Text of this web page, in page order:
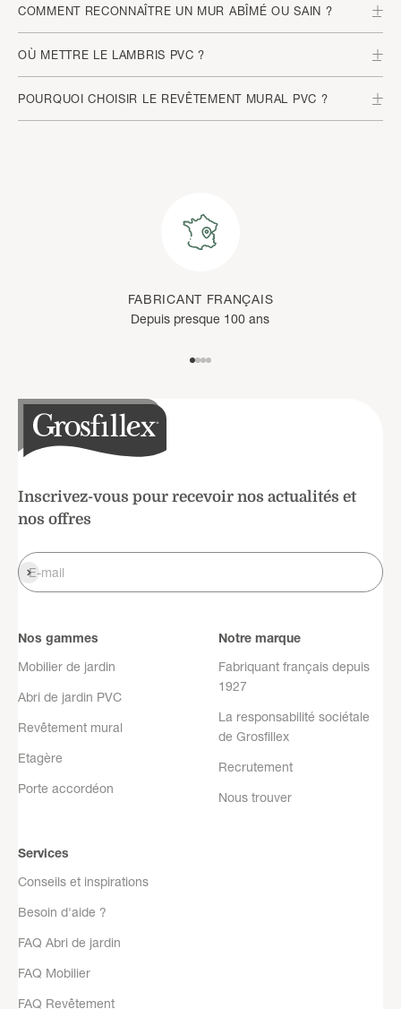
COMMENT RECONNAÎTRE UN MUR ABÎMÉ OU SAIN ?
OÙ METTRE LE LAMBRIS PVC ?
POURQUOI CHOISIR LE REVÊTEMENT MURAL PVC ?
FABRICANT FRANÇAIS
Depuis presque 100 ans
Inscrivez-vous pour recevoir nos actualités et
nos offres
E-mail
S'inscrire
Nos gammes
Mobilier de jardin
Abri de jardin PVC
Revêtement mural
Etagère
Porte accordéon
Notre marque
Fabriquant français depuis
1927
La responsabilité sociétale
de Grosfillex
Recrutement
Nous trouver
Services
Conseils et inspirations
Besoin d'aide ?
FAQ Abri de jardin
FAQ Mobilier
FAQ Revêtement